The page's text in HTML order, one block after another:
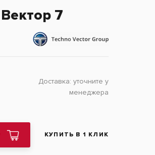
7
Доставка: уточните у
менеджера
КУПИТЬ В 1 КЛИК